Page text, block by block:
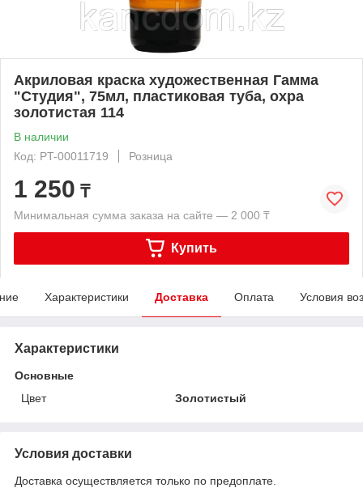
Акриловая краска художественная Гамма
"Студия", 75мл, пластиковая туба, охра
золотистая 114
В наличии
Код: PT-00011719
Розница
1 250 ₸
Минимальная сумма заказа на сайте — 2 000 ₸
Купить
Характеристики Доставка Оплата Условия
Характеристики
Основные
Цвет
Золотистый
Условия доставки
Доставка осуществляется только по предоплате.